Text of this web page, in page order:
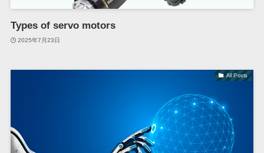
Types of servo motors
2025年7月23日
All Posts